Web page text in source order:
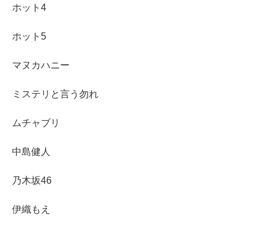
ホット4
ホット5
マヌカハニー
ミステリと言う勿れ
ムチャブリ
中島健人
乃木坂46
伊織もえ